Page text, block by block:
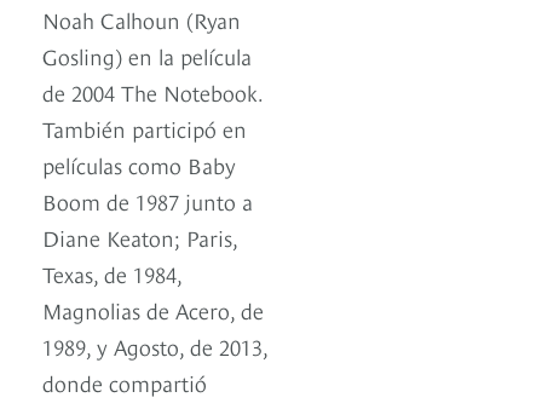
Noah Calhoun (Ryan
Gosling) en la película
de 2004 The Notebook.
También participó en
películas como Baby
Boom de 1987 junto a
Diane Keaton; Paris,
Texas, de 1984,
Magnolias de Acero, de
1989, y Agosto, de 2013,
donde compartió